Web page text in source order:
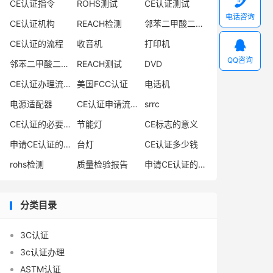
CE认证指令 ROHS测试
CE认证测试
CE认证机构
REACH检测
邻苯二甲酸二异丁酯
CE认证的流程
收音机
打印机
邻苯二甲酸二丁酯
REACH测试
DVD
CE认证办理流程
美国FCC认证
电话机
电源适配器
CE认证申请流程
srrc
CE认证的必要性
节能灯
CE标志的意义
申请CE认证的必要性
台灯
CE认证多少钱
rohs检测
质量检验报告 申请CE认证的好处
分类目录
3C认证
3c认证办理
ASTM认证
电话咨询

QQ咨询